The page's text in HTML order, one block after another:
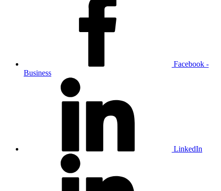
Facebook -
Business
LinkedIn